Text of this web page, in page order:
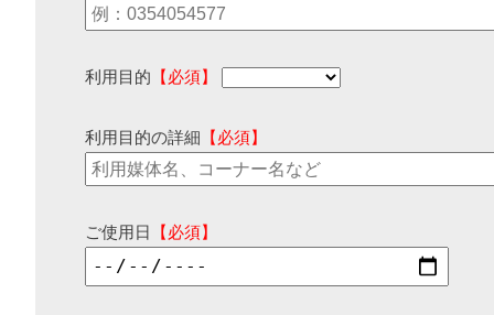
利用目的 【必須】
利用目的の詳細 【必須】
ご使用日 【必須】